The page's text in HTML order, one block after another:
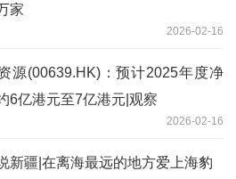
家
2026-02-16
源(00639.HK)：预计2025年度净
6亿港元至7亿港元|观察
2026-02-16
新疆|在离海最远的地方爱上海豹